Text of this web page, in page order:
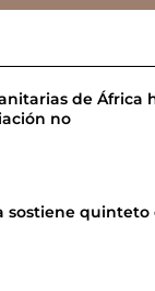
de África
no
sostiene